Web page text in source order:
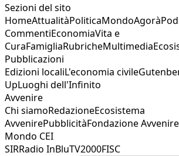
Sezioni del sito
HomeAttualitàPoliticaMondoAgorà
CommentiEconomiaVita e
CuraFamigliaRubricheMultimedia
Pubblicazioni
Edizioni localiL'economia civile
UpLuoghi dell'Infinito
Avvenire
Chi siamoRedazioneEcosistema
AvvenirePubblicitàFondazione Avvenire
Mondo CEI
SIRRadio InBluTV2000FISC